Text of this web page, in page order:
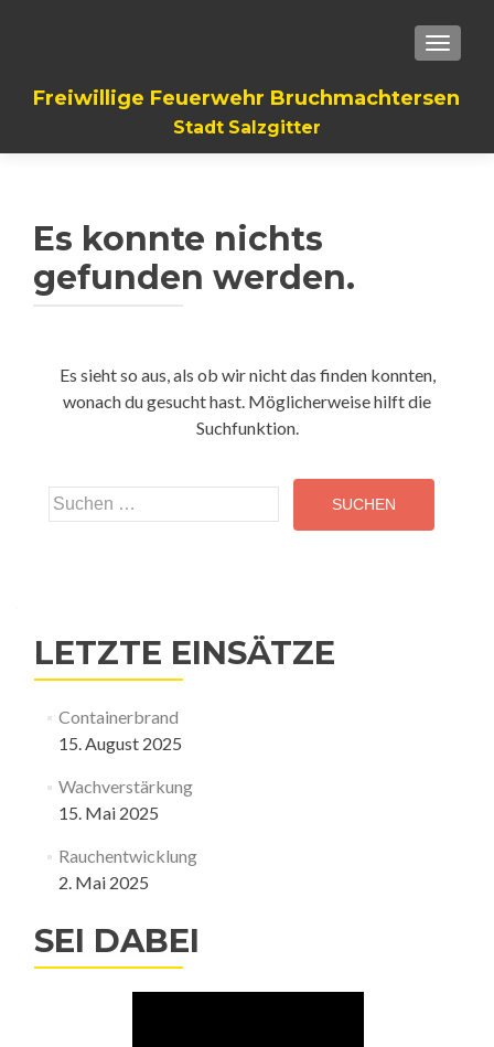
Freiwillige Feuerwehr Bruchmachtersen
Stadt Salzgitter
Es konnte nichts
gefunden werden.
Es sieht so aus, als ob wir nicht das finden konnten,
wonach du gesucht hast. Möglicherweise hilft die
Suchfunktion.
Suchen
nach:
LETZTE EINSÄTZE
Containerbrand
15. August 2025
Wachverstärkung
15. Mai 2025
Rauchentwicklung
2. Mai 2025
SEI DABEI